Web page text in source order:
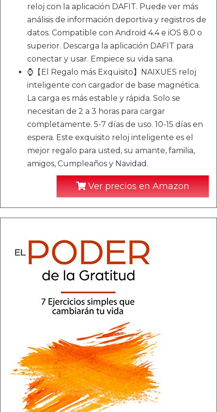
reloj con la aplicación DAFIT. Puede ver más
análisis de información deportiva y registros de
datos. Compatible con Android 4.4 e iOS 8.0 o
superior. Descarga la aplicación DAFIT para
conectar y usar. Empiece su vida sana.
⌚【El Regalo más Exquisito】NAIXUES reloj
inteligente con cargador de base magnética.
La carga es más estable y rápida. Solo se
necesitan de 2 a 3 horas para cargar
completamente. 5-7 días de uso. 10-15 días en
espera. Este exquisito reloj inteligente es el
mejor regalo para usted, su amante, familia,
amigos, Cumpleaños y Navidad.
Ver precios en Amazon